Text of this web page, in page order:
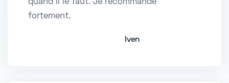
quand il le faut. Je recommande
fortement.
Iven